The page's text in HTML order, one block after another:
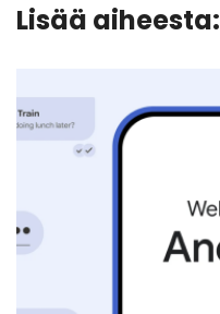
Lisää aiheesta: